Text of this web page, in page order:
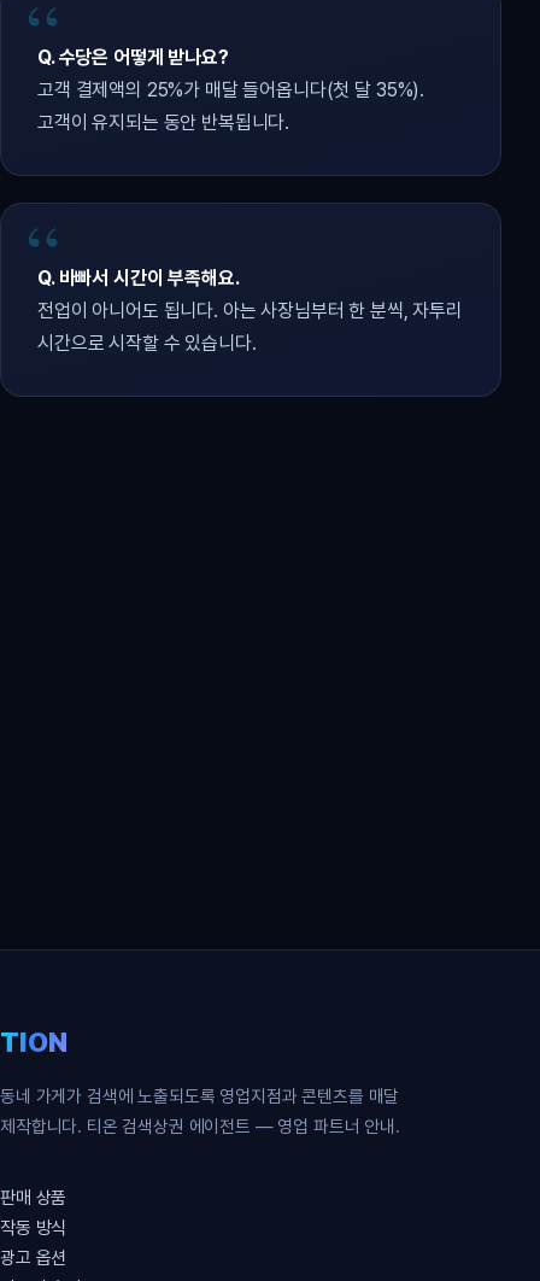
Q. 수당은 어떻게 받나요?
고객 결제액의 25%가 매달 들어옵니다(첫 달 35%).
고객이 유지되는 동안 반복됩니다.
Q. 바빠서 시간이 부족해요.
전업이 아니어도 됩니다. 아는 사장님부터 한 분씩, 자투리
시간으로 시작할 수 있습니다.
TION
동네 가게가 검색에 노출되도록 영업지점과 콘텐츠를 매달
제작합니다. 티온 검색상권 에이전트 — 영업 파트너 안내.
판매 상품
작동 방식
광고 옵션